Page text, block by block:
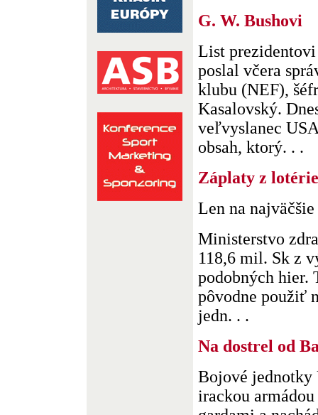
G. W. Bushovi
List
poslal včera
klubu (NEF),
Kasalovský.
veľvyslanec
obsah, ktorý. . .
Záplaty z lotérie
Len na
Ministerstvo
118,6 mil. Sk z
podobných hier.
pôvodne použiť
jedn. . .
Na dostrel od
Bojové jednotky
irackou